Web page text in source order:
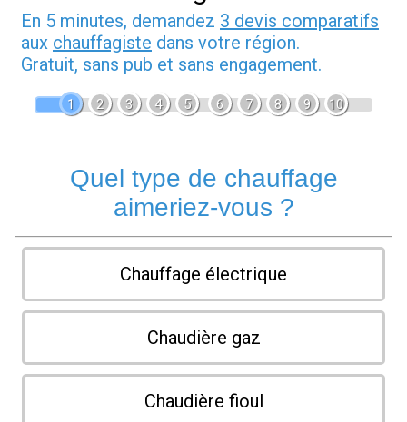
En 5 minutes, demandez 3 devis comparatifs
aux chauffagiste dans votre région.
Gratuit, sans pub et sans engagement.
1 2 3 4 5 6 7 8 9 10
Quel type de chauffage
aimeriez-vous ?
Chauffage électrique
Chaudière gaz
Chaudière fioul